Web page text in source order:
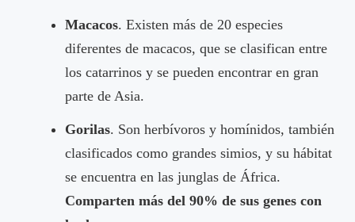
Macacos. Existen más de 20 especies
diferentes de macacos, que se clasifican entre
los catarrinos y se pueden encontrar en gran
parte de Asia.
Gorilas. Son herbívoros y homínidos, también
clasificados como grandes simios, y su hábitat
se encuentra en las junglas de África.
Comparten más del 90% de sus genes con